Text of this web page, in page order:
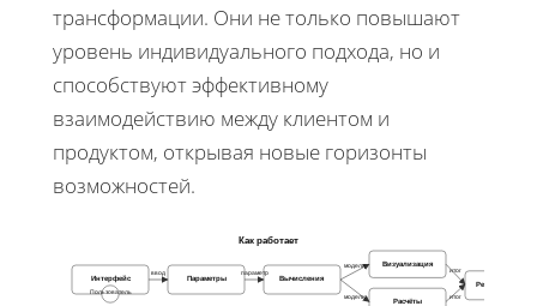
трансформации. Они не только повышают
уровень индивидуального подхода, но и
способствуют эффективному
взаимодействию между клиентом и
продуктом, открывая новые горизонты
возможностей.
Как работает
Интерфейс Параметры Вычисления
Визуализация
Расчёты
Результат
ввод параметр
модели
модели
итог
итог
Пользователь